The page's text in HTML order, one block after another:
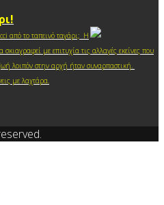
από το ταπεινό ταγάρι; Η
με επιτυχία τις αλλαγές εκείνες που
λοιπόν στην αρχή ήταν συναρπαστική.
με λαχτάρα.